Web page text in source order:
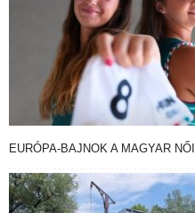
EURÓPA-BAJNOK A MAGYAR